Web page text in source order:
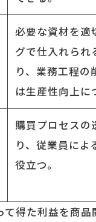
必要な資材を適
グで仕入れられ
り、業務工程の
は生産性向上に
購買プロセスの
り、従業員によ
役立つ。
て得た利益を商品